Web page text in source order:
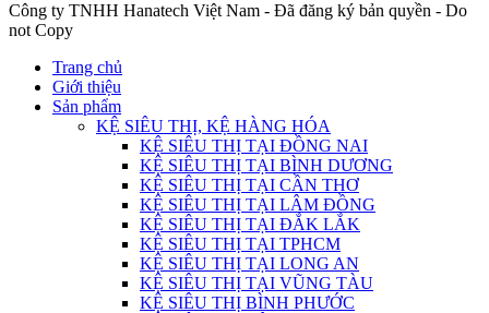
Công ty TNHH Hanatech Việt Nam - Đã đăng ký bản quyền - Do
not Copy
Trang chủ
Giới thiệu
Sản phẩm
KỆ SIÊU THỊ, KỆ HÀNG HÓA
KỆ SIÊU THỊ TẠI ĐỒNG NAI
KỆ SIÊU THỊ TẠI BÌNH DƯƠNG
KỆ SIÊU THỊ TẠI CẦN THƠ
KỆ SIÊU THỊ TẠI LÂM ĐỒNG
KỆ SIÊU THỊ TẠI ĐẮK LẮK
KỆ SIÊU THỊ TẠI TPHCM
KỆ SIÊU THỊ TẠI LONG AN
KỆ SIÊU THỊ TẠI VŨNG TÀU
KỆ SIÊU THỊ BÌNH PHƯỚC